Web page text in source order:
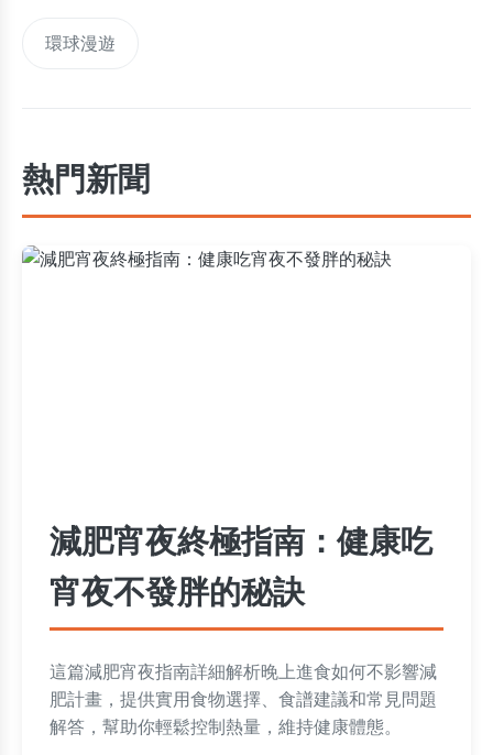
環球漫遊
熱門新聞
減肥宵夜終極指南：健康吃
宵夜不發胖的秘訣
這篇減肥宵夜指南詳細解析晚上進食如何不影響減
肥計畫，提供實用食物選擇、食譜建議和常見問題
解答，幫助你輕鬆控制熱量，維持健康體態。